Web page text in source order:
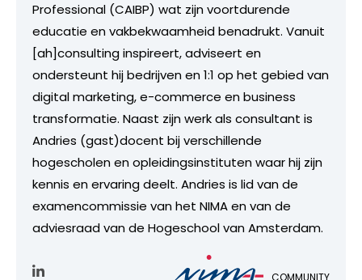
Professional (CAIBP) wat zijn voortdurende
educatie en vakbekwaamheid benadrukt. Vanuit
[ah]consulting inspireert, adviseert en
ondersteunt hij bedrijven en 1:1 op het gebied van
digital marketing, e-commerce en business
transformatie. Naast zijn werk als consultant is
Andries (gast)docent bij verschillende
hogescholen en opleidingsinstituten waar hij zijn
kennis en ervaring deelt. Andries is lid van de
examencommissie van het NIMA en van de
adviesraad van de Hogeschool van Amsterdam.
COMMUNITY